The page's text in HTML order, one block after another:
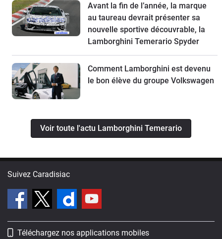
Avant la fin de l’année, la marque
au taureau devrait présenter sa
nouvelle sportive découvrable, la
Lamborghini Temerario Spyder
Comment Lamborghini est devenu
le bon élève du groupe Volkswagen
Voir toute l'actu Lamborghini Temerario
Suivez Caradisiac
Téléchargez nos applications mobiles